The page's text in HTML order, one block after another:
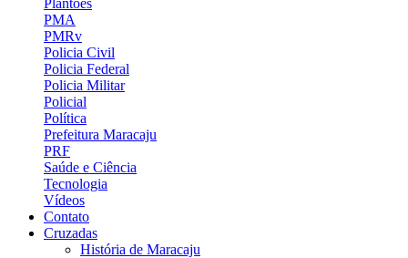
Plantões
PMA
PMRv
Policia Civil
Policia Federal
Policia Militar
Policial
Política
Prefeitura Maracaju
PRF
Saúde e Ciência
Tecnologia
Vídeos
Contato
Cruzadas
História de Maracaju